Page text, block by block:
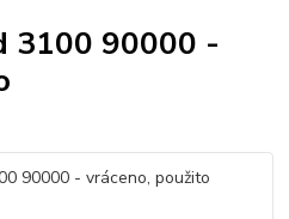
3100 90000 -